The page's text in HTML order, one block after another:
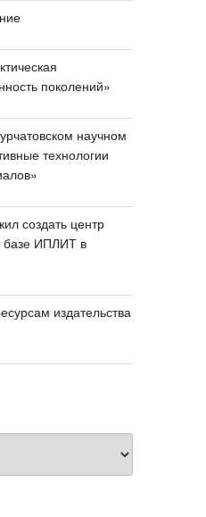
поколений»
научном
технологии
создать центр
базе ИПЛИТ в
издательства